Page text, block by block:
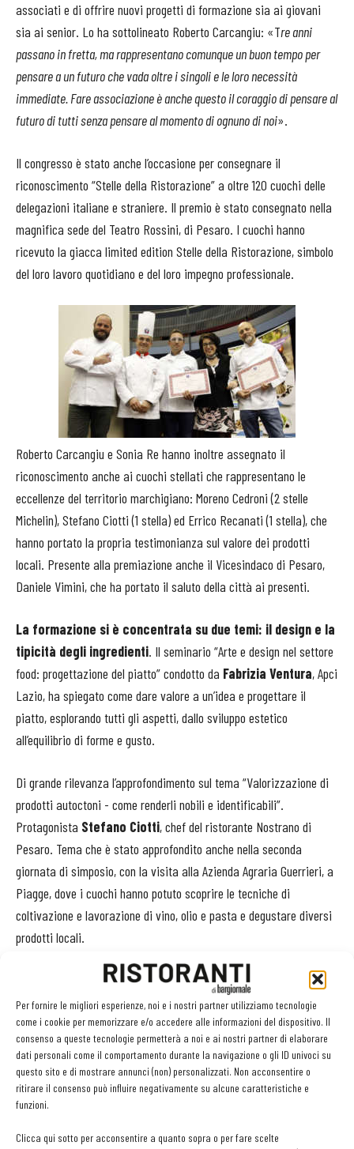
Per fornire le migliori esperienze, noi e i nostri partner utilizziamo tecnologie
come i cookie per memorizzare e/o accedere alle informazioni del dispositivo. Il
consenso a queste tecnologie permetterà a noi e ai nostri partner di elaborare
dati personali come il comportamento durante la navigazione o gli ID univoci su
questo sito e di mostrare annunci (non) personalizzati. Non acconsentire o
ritirare il consenso può influire negativamente su alcune caratteristiche e
funzioni.
Clicca qui sotto per acconsentire a quanto sopra o per fare scelte
associati e di offrire nuovi progetti di formazione sia ai giovani
sia ai senior. Lo ha sottolineato Roberto Carcangiu: «Tre anni
passano in fretta, ma rappresentano comunque un buon tempo per
pensare a un futuro che vada oltre i singoli e le loro necessità
immediate. Fare associazione è anche questo il coraggio di pensare al
futuro di tutti senza pensare al momento di ognuno di noi».
Il congresso è stato anche l’occasione per consegnare il
riconoscimento “Stelle della Ristorazione” a oltre 120 cuochi delle
delegazioni italiane e straniere. Il premio è stato consegnato nella
magnifica sede del Teatro Rossini, di Pesaro. I cuochi hanno
ricevuto la giacca limited edition Stelle della Ristorazione, simbolo
del loro lavoro quotidiano e del loro impegno professionale.
Roberto Carcangiu e Sonia Re hanno inoltre assegnato il
riconoscimento anche ai cuochi stellati che rappresentano le
eccellenze del territorio marchigiano: Moreno Cedroni (2 stelle
Michelin), Stefano Ciotti (1 stella) ed Errico Recanati (1 stella), che
hanno portato la propria testimonianza sul valore dei prodotti
locali. Presente alla premiazione anche il Vicesindaco di Pesaro,
Daniele Vimini, che ha portato il saluto della città ai presenti.
La formazione si è concentrata su due temi: il design e la
tipicità degli ingredienti. Il seminario “Arte e design nel settore
food: progettazione del piatto” condotto da Fabrizia Ventura,Apci
Lazio, ha spiegato come dare valore a un’idea e progettare il
piatto, esplorando tutti gli aspetti, dallo sviluppo estetico
all’equilibrio di forme e gusto.
Di grande rilevanza l’approfondimento sul tema “Valorizzazione di
prodotti autoctoni - come renderli nobili e identificabili”.
Protagonista Stefano Ciotti, chef del ristorante Nostrano di
Pesaro. Tema che è stato approfondito anche nella seconda
giornata di simposio, con la visita alla Azienda Agraria Guerrieri, a
Piagge, dove i cuochi hanno potuto scoprire le tecniche di
coltivazione e lavorazione di vino, olio e pasta e degustare diversi
prodotti locali.
Un Simposio importante - ha dichiarato Sonia Re -
perché segna un
passaggio significativo che porta a una vocazione di Alta Formazione
contenutistica con la volontà di confrontarsi e crescere insieme. Una
esperienza incredibile che ci ha permesso di assaporare gusti e
profumi di un territorio meraviglioso, tradotti in ricette dai cuochi di
Apci Marche, che hanno saputo confermare la grande capacità di fare
squadra, nelle diverse espressioni di una ristorazione premiante.
Ripartiamo con la consapevolezza di essere sulla strada giusta con i